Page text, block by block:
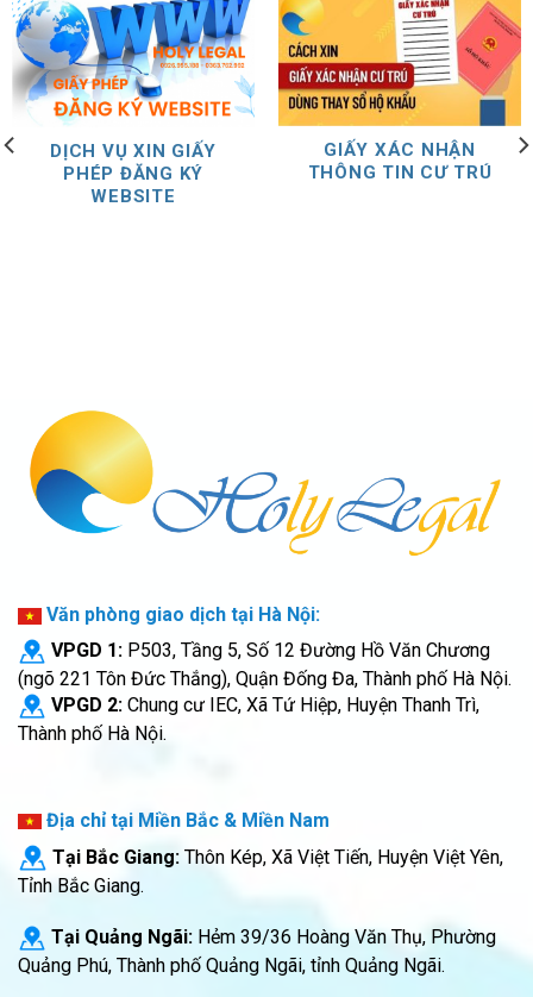
DỊCH VỤ XIN GIẤY
PHÉP ĐĂNG KÝ
WEBSITE
GIẤY XÁC NHẬN
THÔNG TIN CƯ TRÚ
Văn phòng giao dịch tại Hà Nội:
VPGD 1: P503, Tầng 5, Số 12 Đường Hồ Văn Chương
(ngõ 221 Tôn Đức Thắng), Quận Đống Đa, Thành phố Hà Nội.
VPGD 2: Chung cư IEC, Xã Tứ Hiệp, Huyện Thanh Trì,
Thành phố Hà Nội.
Địa chỉ tại Miền Bắc & Miền Nam
Tại Bắc Giang: Thôn Kép, Xã Việt Tiến, Huyện Việt Yên,
Tỉnh Bắc Giang.
Tại Quảng Ngãi: Hẻm 39/36 Hoàng Văn Thụ, Phường
Quảng Phú, Thành phố Quảng Ngãi, tỉnh Quảng Ngãi.